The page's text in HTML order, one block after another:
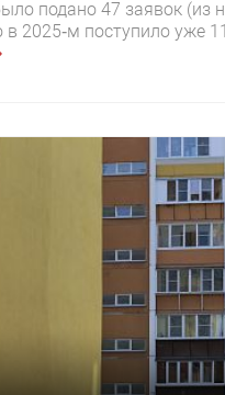
подано 47 заявок (из
в 2025‑м поступило уже